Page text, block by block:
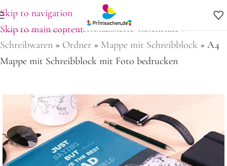
Skip to navigation
Skip to main content
Startseite»Shop»Personalisierte Geschenke »
Schreibwaren » Ordner » Mappe mit Schreibblock » A4
Mappe mit Schreibblock mit Foto bedrucken